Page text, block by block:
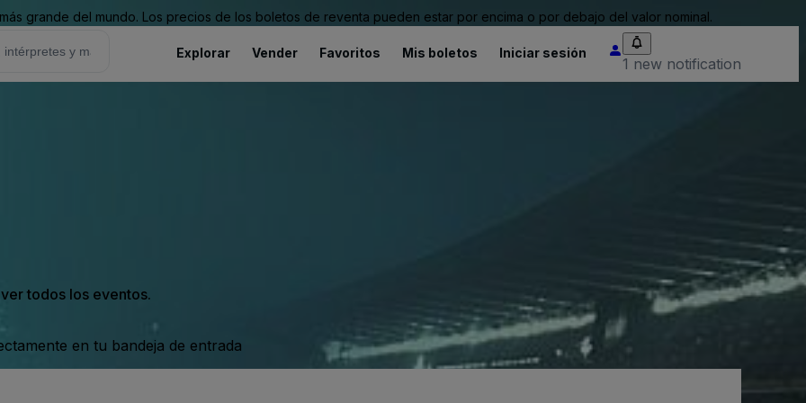
grande del mundo. Los precios de los boletos de reventa pueden estar por encima o por debajo del valor nominal.
Explorar Vender Favoritos Mis boletos Iniciar sesión
1 new notification
todos los eventos.
en tu bandeja de entrada